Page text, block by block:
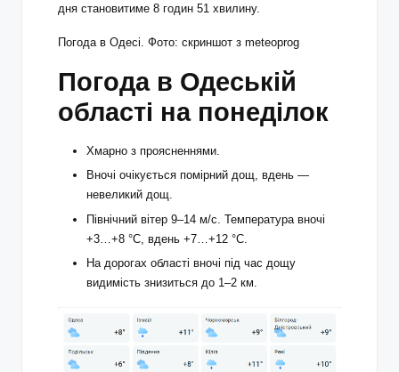
дня становитиме 8 годин 51 хвилину.
Погода в Одесі. Фото: скриншот з meteoprog
Погода в Одеській
області на понеділок
Хмарно з проясненнями.
Вночі очікується помірний дощ, вдень —
невеликий дощ.
Північний вітер 9–14 м/с. Температура вночі
+3…+8 °C, вдень +7…+12 °C.
На дорогах області вночі під час дощу
видимість знизиться до 1–2 км.